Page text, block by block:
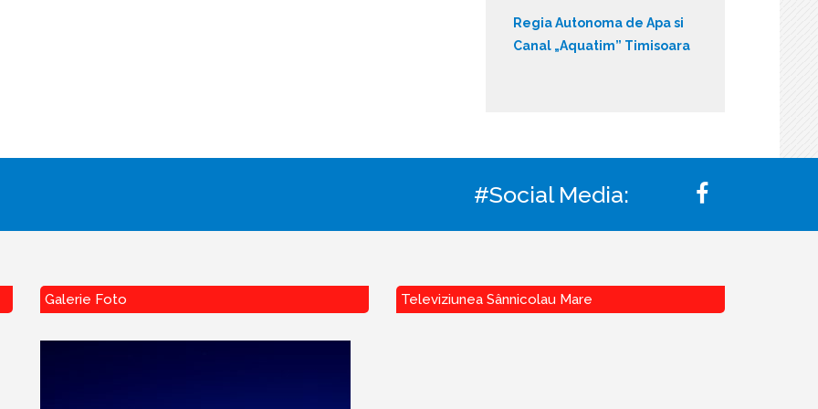
Regia Autonoma de Apa si
Canal „Aquatim” Timisoara
#Social Media:
Galerie Foto Televiziunea Sânnicolau Mare